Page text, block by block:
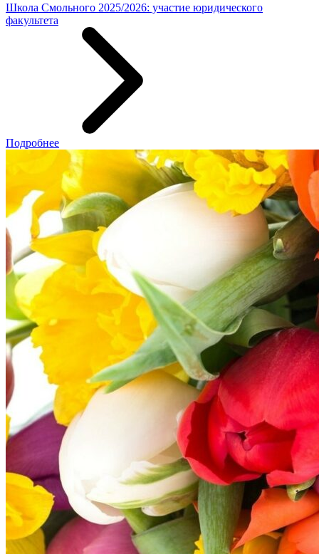
Школа Смольного 2025/2026: участие юридического
факультета
Подробнее